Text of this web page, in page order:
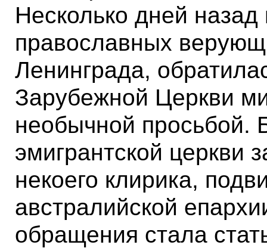
Несколько дней
православных
Ленинграда,
Зарубежной Церкви
необычной просьбой.
эмигрантской церкви
некоего клирика,
австралийской
обращения стала